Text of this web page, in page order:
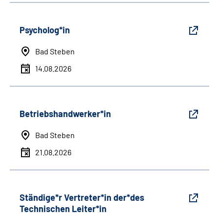
Psycholog*in
Bad Steben
14.08.2026
Betriebshandwerker*in
Bad Steben
21.08.2026
Ständige*r Vertreter*in der*des
Technischen Leiter*in